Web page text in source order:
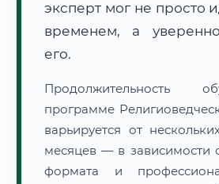
Нажмите на документ для
эксперт мог не просто
временем, а
его.
Продолжительность
программе
варьируется от
месяцев — в зависимости
формата и